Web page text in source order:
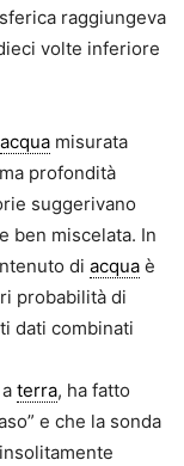
raggiungeva
volte inferiore
acqua misurata
profondità
suggerivano
ben miscelata. In
di acqua è
probabilità di
dati combinati
a terra, ha fatto
e che la sonda